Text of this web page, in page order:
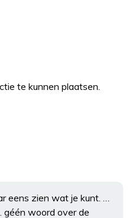
te kunnen plaatsen.
eens zien wat je kunt. …
woord over de